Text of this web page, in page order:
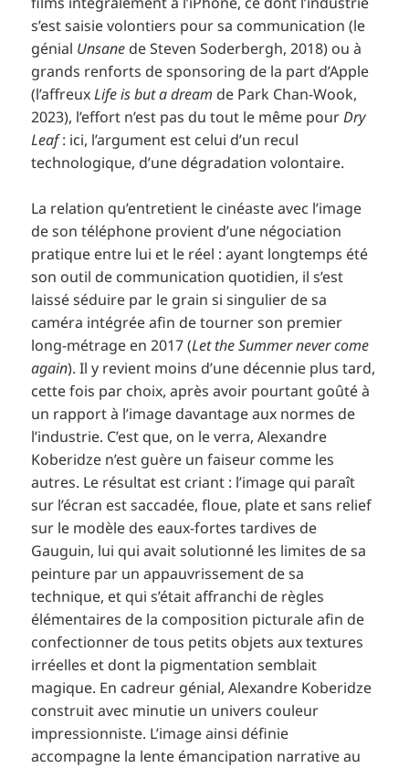
s’est saisie volontiers pour sa communication (le
génial Unsane de Steven Soderbergh, 2018) ou à
grands renforts de sponsoring de la part d’Apple
(l’affreuxLife is but a dream de Park Chan-Wook,
2023), l’effort n’est pas du tout le même pourDry
Leaf: ici, l’argument est celui d’un recul
technologique, d’une dégradation volontaire.
La relation qu’entretient le cinéaste avec l’image
de son téléphone provient d’une négociation
pratique entre lui et le réel : ayant longtemps été
son outil de communication quotidien, il s’est
laissé séduire par le grain si singulier de sa
caméra intégrée afin de tourner son premier
long-métrage en 2017 (Let the Summer never come
again). Il y revient moins d’une décennie plus tard,
cette fois par choix, après avoir pourtant goûté à
un rapport à l’image davantage aux normes de
l’industrie. C’est que, on le verra, Alexandre
Koberidze n’est guère un faiseur comme les
autres. Le résultat est criant : l’image qui paraît
sur l’écran est saccadée, floue, plate et sans relief
sur le modèle des eaux-fortes tardives de
Gauguin, lui qui avait solutionné les limites de sa
peinture par un appauvrissement de sa
technique, et qui s’était affranchi de règles
élémentaires de la composition picturale afin de
confectionner de tous petits objets aux textures
irréelles et dont la pigmentation semblait
magique. En cadreur génial, Alexandre Koberidze
construit avec minutie un univers couleur
impressionniste. L’image ainsi définie
accompagne la lente émancipation narrative au